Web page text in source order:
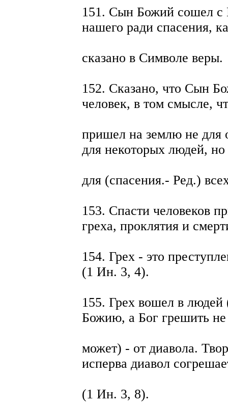
151. Сын Божий сошел с
нашего ради спасения,
сказано в Символе веры.
152. Сказано, что Сын
человек, в том смысле,
пришел на землю не для
для некоторых людей, но
для (спасения.- Ред.)
153. Спасти человеков
греха, проклятия и
154. Грех - это
(1 Ин. 3, 4).
155. Грех вошел в людей
Божию, а Бог грешить не
может) - от диавола.
исперва диавол
(1 Ин. 3, 8).